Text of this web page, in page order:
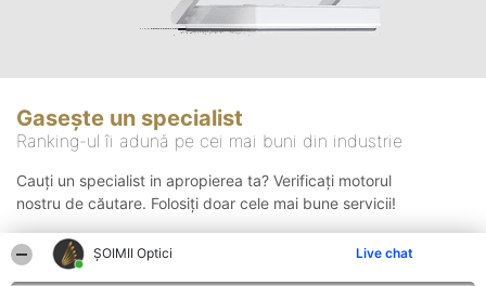
ȘOIMII Optici Live chat
Gasește un specialist
Ranking-ul îi adună pe cei mai buni din industrie
Cauți un specialist in apropierea ta? Verificați motorul
nostru de căutare. Folosiți doar cele mai bune servicii!